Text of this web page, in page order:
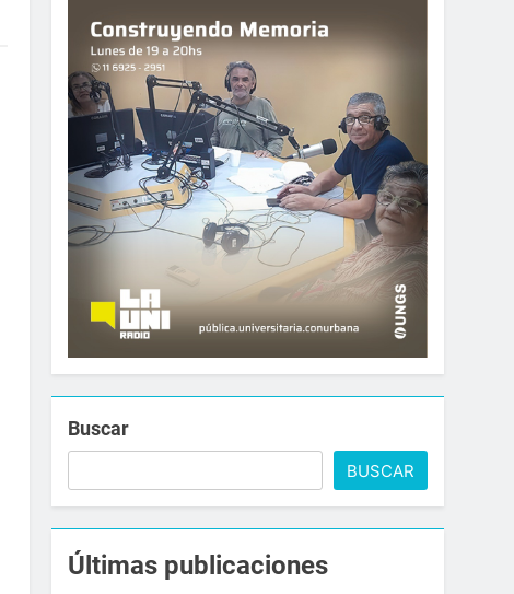
Buscar
BUSCAR
Últimas publicaciones